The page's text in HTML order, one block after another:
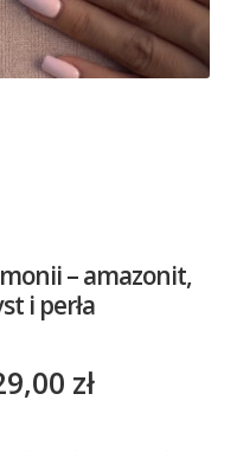
– amazonit,
i perła
złAktualna